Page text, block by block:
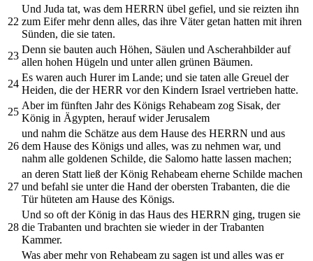
22
Und Juda tat, was dem HERRN übel gefiel, und sie reizten ihn
zum Eifer mehr denn alles, das ihre Väter getan hatten mit ihren
Sünden, die sie taten.
23
Denn sie bauten auch Höhen, Säulen und Ascherahbilder auf
allen hohen Hügeln und unter allen grünen Bäumen.
24
Es waren auch Hurer im Lande; und sie taten alle Greuel der
Heiden, die der HERR vor den Kindern Israel vertrieben hatte.
25
Aber im fünften Jahr des Königs Rehabeam zog Sisak, der
König in Ägypten, herauf wider Jerusalem
26
und nahm die Schätze aus dem Hause des HERRN und aus
dem Hause des Königs und alles, was zu nehmen war, und
nahm alle goldenen Schilde, die Salomo hatte lassen machen;
27
an deren Statt ließ der König Rehabeam eherne Schilde machen
und befahl sie unter die Hand der obersten Trabanten, die die
Tür hüteten am Hause des Königs.
28
Und so oft der König in das Haus des HERRN ging, trugen sie
die Trabanten und brachten sie wieder in der Trabanten
Kammer.
Was aber mehr von Rehabeam zu sagen ist und alles was er